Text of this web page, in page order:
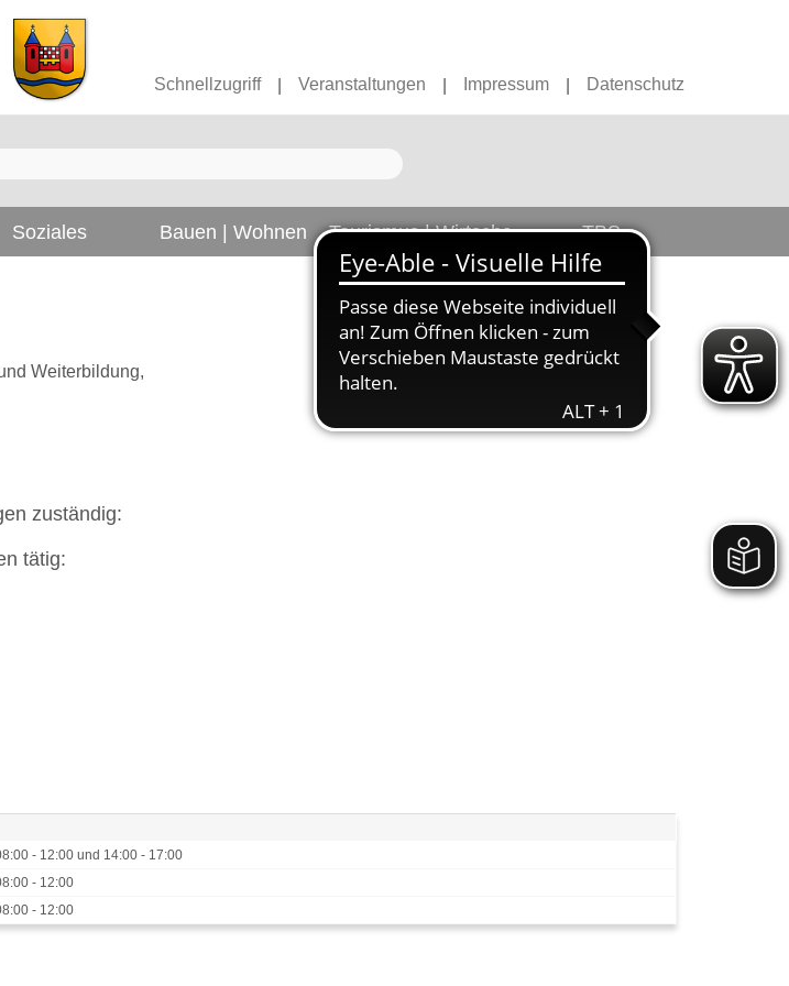
Schnellzugriff Veranstaltungen Impressum Datenschutz
Soziales Bauen | Wohnen Tourismus | Wirtschaft TBS
Weiterbildung,
zuständig:
tätig:
- 12:00 und 14:00 - 17:00
- 12:00
- 12:00